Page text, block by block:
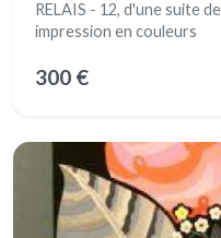
RELAIS - 12, d'une suite
impression en couleurs
300 €